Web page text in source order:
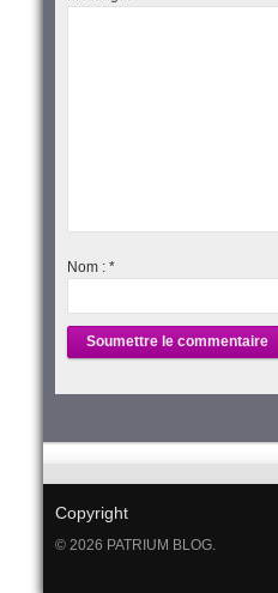
Nom : *
Copyright
© 2026 PATRIUM BLOG.